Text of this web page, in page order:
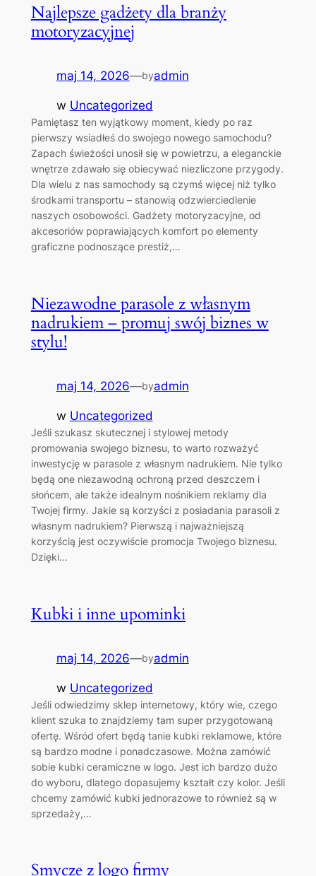
Najlepsze gadżety dla branży
motoryzacyjnej
maj 14, 2026—byadmin
w Uncategorized
Pamiętasz ten wyjątkowy moment, kiedy po raz
pierwszy wsiadłeś do swojego nowego samochodu?
Zapach świeżości unosił się w powietrzu, a eleganckie
wnętrze zdawało się obiecywać niezliczone przygody.
Dla wielu z nas samochody są czymś więcej niż tylko
środkami transportu – stanowią odzwierciedlenie
naszych osobowości. Gadżety motoryzacyjne, od
akcesoriów poprawiających komfort po elementy
graficzne podnoszące prestiż,…
Niezawodne parasole z własnym
nadrukiem – promuj swój biznes w
stylu!
maj 14, 2026—byadmin
w Uncategorized
Jeśli szukasz skutecznej i stylowej metody
promowania swojego biznesu, to warto rozważyć
inwestycję w parasole z własnym nadrukiem. Nie tylko
będą one niezawodną ochroną przed deszczem i
słońcem, ale także idealnym nośnikiem reklamy dla
Twojej firmy. Jakie są korzyści z posiadania parasoli z
własnym nadrukiem? Pierwszą i najważniejszą
korzyścią jest oczywiście promocja Twojego biznesu.
Dzięki…
Kubki i inne upominki
maj 14, 2026—byadmin
w Uncategorized
Jeśli odwiedzimy sklep internetowy, który wie, czego
klient szuka to znajdziemy tam super przygotowaną
ofertę. Wśród ofert będą tanie kubki reklamowe, które
są bardzo modne i ponadczasowe. Można zamówić
sobie kubki ceramiczne w logo. Jest ich bardzo dużo
do wyboru, dlatego dopasujemy kształt czy kolor. Jeśli
chcemy zamówić kubki jednorazowe to również są w
sprzedaży,…
Smycze z logo firmy